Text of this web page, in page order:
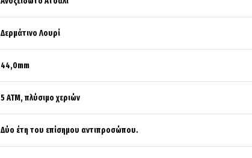
Δερμάτινο Λουρί
44,0mm
5 ATM, πλύσιμο χεριών
Δύο έτη του επίσημου αντιπροσώπου.